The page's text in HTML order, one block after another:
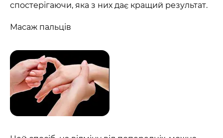
спостерігаючи, яка з них дає кращий результат.
Масаж пальців